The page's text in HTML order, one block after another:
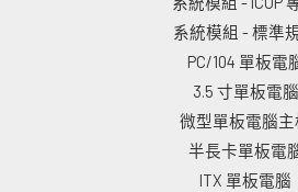
系統模組 - 標準
PC/104 單板電
3.5 寸單板電腦
微型單板電腦主
半長卡單板電
ITX 單板電腦